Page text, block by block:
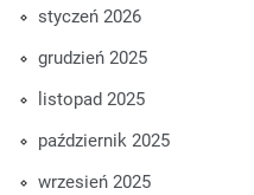
styczeń 2026
grudzień 2025
listopad 2025
październik 2025
wrzesień 2025